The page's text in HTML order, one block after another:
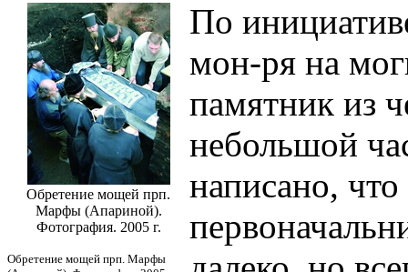
Обретение мощей прп.
Марфы (Апариной).
Фотография. 2005 г.
Обретение мощей прп. Марфы
По
мон-ря на
памятник из
небольшой
написано, что